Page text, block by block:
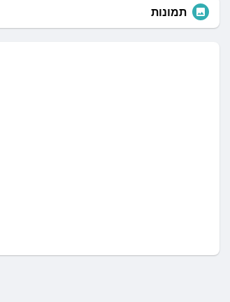
תמונות